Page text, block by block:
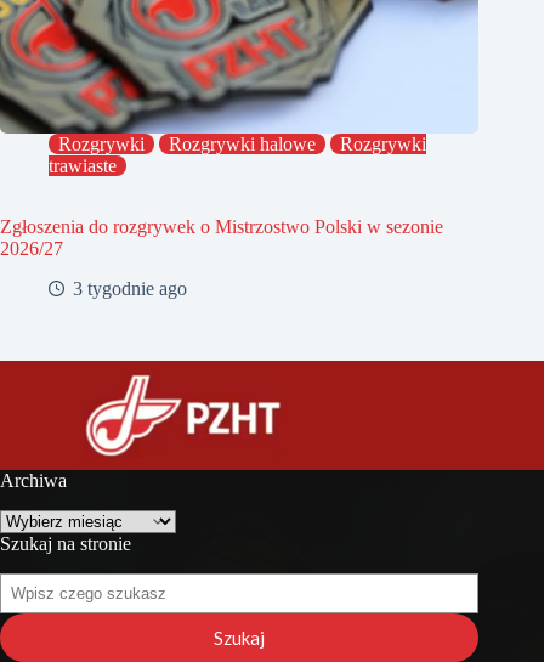
Rozgrywki Rozgrywki halowe
Rozgrywki
trawiaste
Zgłoszenia do rozgrywek o Mistrzostwo Polski w sezonie
2026/27
3 tygodnie ago
Archiwa
Archiwa
Szukaj na stronie
na
stronie
Szukaj